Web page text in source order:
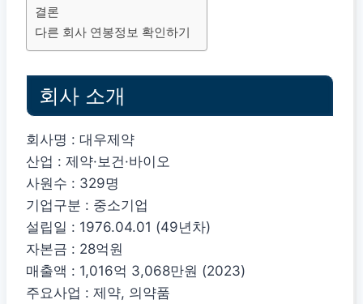
결론
다른 회사 연봉정보 확인하기
회사 소개
회사명 : 대우제약
산업 : 제약·보건·바이오
사원수 : 329명
기업구분 : 중소기업
설립일 : 1976.04.01 (49년차)
자본금 : 28억원
매출액 : 1,016억 3,068만원 (2023)
주요사업 : 제약, 의약품